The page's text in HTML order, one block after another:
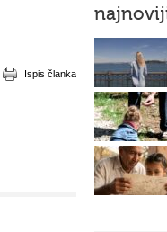
Ispis članka